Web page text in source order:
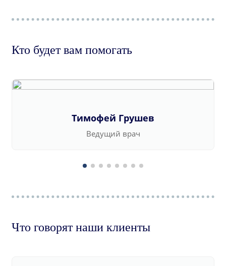
Кто будет вам помогать
Тимофей Грушев
Ведущий врач
Что говорят наши клиенты